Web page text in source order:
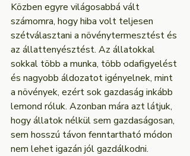
Közben egyre világosabbá vált
számomra, hogy hiba volt teljesen
szétválasztani a növénytermesztést és
az állattenyésztést. Az állatokkal
sokkal több a munka, több odafigyelést
és nagyobb áldozatot igényelnek, mint
a növények, ezért sok gazdaság inkább
lemond róluk. Azonban mára azt látjuk,
hogy állatok nélkül sem gazdaságosan,
sem hosszú távon fenntartható módon
nem lehet igazán jól gazdálkodni.